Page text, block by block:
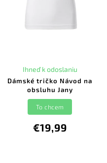
Dámské tričko Návod na
obsluhu Jany
Ihneď k odoslaniu
€19,99
To chcem